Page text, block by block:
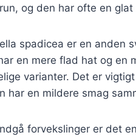
og den har ofte en
spadicea er en anden
en mere flad hat og
varianter. Det er
har en mildere smag
forvekslinger er det